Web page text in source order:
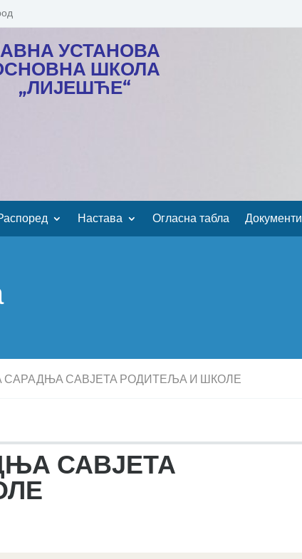
УСТАНОВА
ШКОЛА
„ЛИЈЕШЋЕ“
Настава Огласна табла Документи
САРАДЊА САВЈЕТА РОДИТЕЉА И ШКОЛЕ
САВЈЕТА